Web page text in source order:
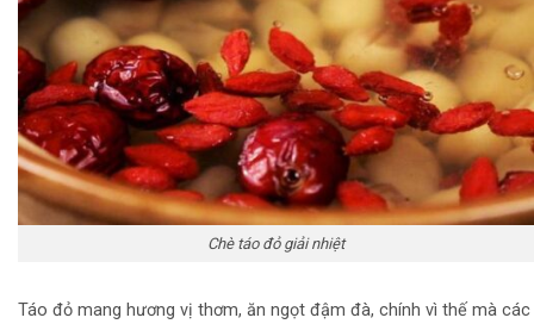
Chè táo đỏ giải nhiệt
Táo đỏ mang hương vị thơm, ăn ngọt đậm đà, chính vì thế mà các